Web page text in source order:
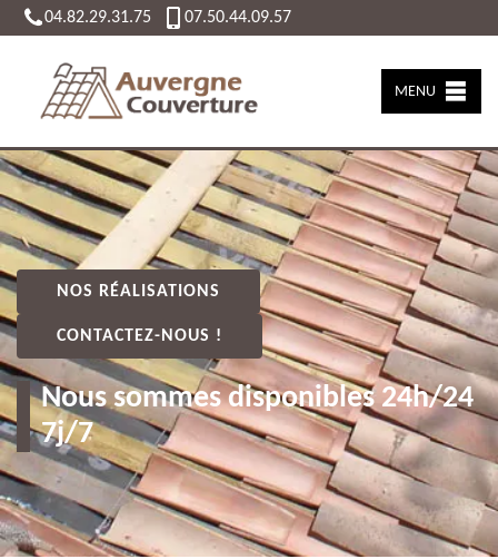
04.82.29.31.75 07.50.44.09.57
MENU
NOS RÉALISATIONS
CONTACTEZ-NOUS !
Nous sommes disponibles 24h/24
7j/7